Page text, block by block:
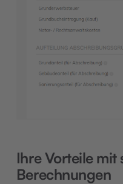
Ihre Vorteile mit
Berechnungen